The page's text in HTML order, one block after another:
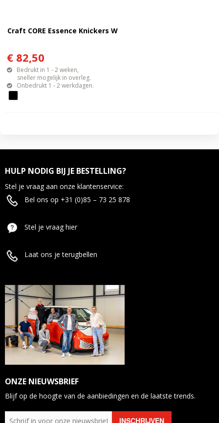
Craft CORE Essence Knickers W
€ 82,50
Bedrukt in 1 - 2 weken,
sneller mogelijk in overleg.
Onbedrukt 1 - 2 werkdagen.
HULP NODIG BIJ JE BESTELLING?
Stel je vraag aan onze klantenservice:
Bel ons op +31 (0)85 – 73 25 878
Stel je vraag hier
Laat ons je terugbellen
ONZE NIEUWSBRIEF
Blijf op de hoogte van de aanbiedingen en de laatste trends.